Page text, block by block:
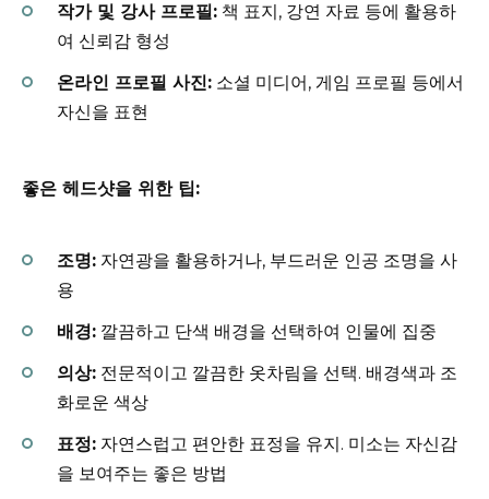
작가 및 강사 프로필: 책 표지, 강연 자료 등에 활용하
여 신뢰감 형성
온라인 프로필 사진: 소셜 미디어, 게임 프로필 등에서
자신을 표현
좋은 헤드샷을 위한 팁:
조명: 자연광을 활용하거나, 부드러운 인공 조명을 사
용
배경: 깔끔하고 단색 배경을 선택하여 인물에 집중
의상: 전문적이고 깔끔한 옷차림을 선택. 배경색과 조
화로운 색상
표정: 자연스럽고 편안한 표정을 유지. 미소는 자신감
을 보여주는 좋은 방법